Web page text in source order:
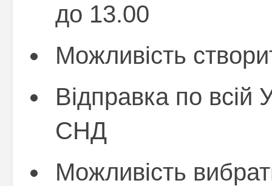
до 13.00
Можливість
Відправка по всій
СНД
Можливість